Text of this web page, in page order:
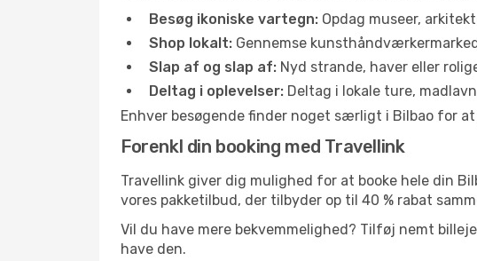
Besøg ikoniske vartegn: Opdag museer,
Shop lokalt: Gennemse
Slap af og slap af: Nyd strande, haver eller
Deltag i oplevelser: Deltag i lokale ture,
Enhver besøgende finder noget særligt i Bilbao for
Forenkl din booking med Travellink
Travellink giver dig mulighed for at booke hele din
vores pakketilbud, der tilbyder op til 40 % rabat
Vil du have mere bekvemmelighed? Tilføj nemt
have den.